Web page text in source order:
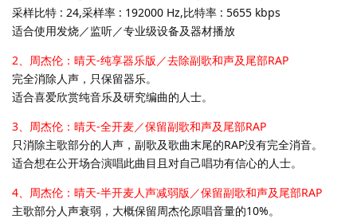
采样比特 : 24,采样率 : 192000 Hz,比特率 : 5655 kbps
适合使用发烧／监听／专业级设备及器材播放
2、周杰伦：晴天-纯享器乐版／去除副歌和声及尾部RAP
完全消除人声，只保留器乐。
适合喜爱欣赏纯音乐及研究编曲的人士。
3、周杰伦：晴天-全开麦／保留副歌和声及尾部RAP
只消除主歌部分的人声，副歌及歌曲末尾的RAP没有完全消音。
适合想在公开场合演唱此曲目且对自己唱功有信心的人士。
4、周杰伦：晴天-半开麦人声减弱版／保留副歌和声及尾部RAP
主歌部分人声衰弱，大概保留周杰伦原唱音量的10%。